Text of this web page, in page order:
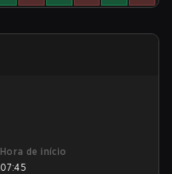
Hora de início
07:45